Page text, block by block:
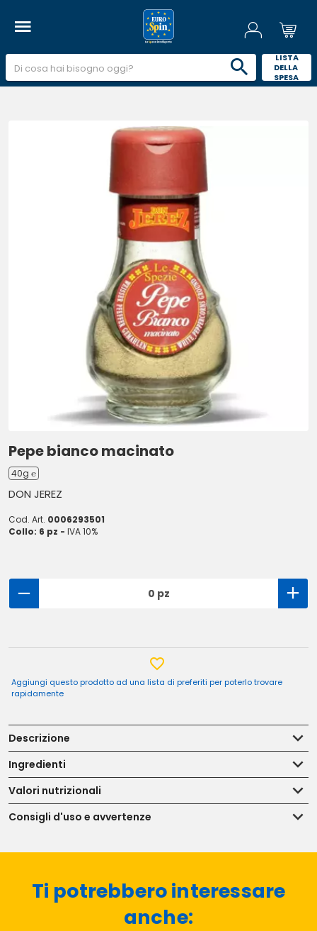
LISTA
DELLA
SPESA
Pepe bianco macinato
40g ℮
DON JEREZ
Cod. Art. 0006293501
Collo: 6 pz - IVA 10%
0 pz
Aggiungi questo prodotto ad una lista di preferiti per poterlo trovare
rapidamente
Descrizione
Ingredienti
Valori nutrizionali
Consigli d'uso e avvertenze
Ti potrebbero interessare
anche: